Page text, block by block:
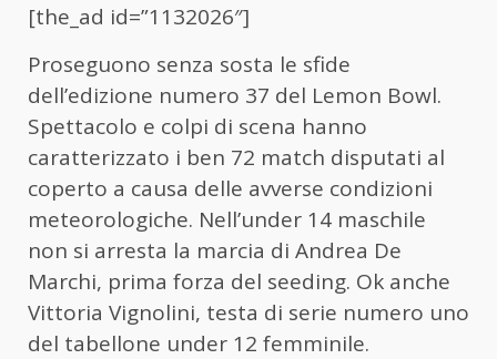
[the_ad id=”1132026″]
Proseguono senza sosta le sfide
dell’edizione numero 37 del Lemon Bowl.
Spettacolo e colpi di scena hanno
caratterizzato i ben 72 match disputati al
coperto a causa delle avverse condizioni
meteorologiche. Nell’under 14 maschile
non si arresta la marcia di Andrea De
Marchi, prima forza del seeding. Ok anche
Vittoria Vignolini, testa di serie numero uno
del tabellone under 12 femminile.